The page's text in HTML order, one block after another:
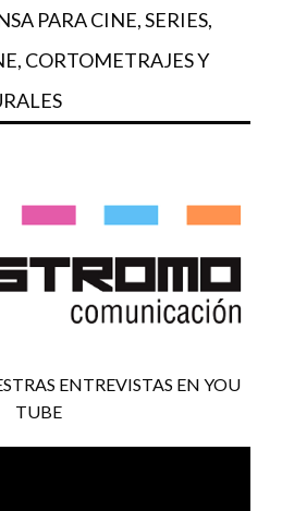
PARA CINE, SERIES,
CORTOMETRAJES Y
ENTREVISTAS EN YOU
TUBE